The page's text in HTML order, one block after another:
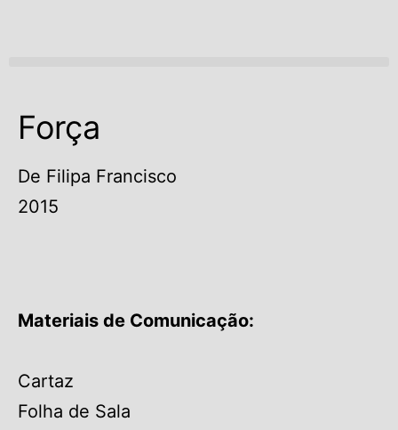
Força
De Filipa Francisco
2015
Materiais de Comunicação:
Cartaz
Folha de Sala